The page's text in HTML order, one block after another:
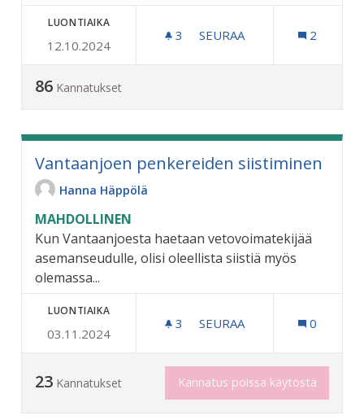
LUONTIAIKA
12.10.2024
3 3 SEURAAJAA
SEURAA 2
86 Kannatukset
Vantaanjoen penkereiden siistiminen
Hanna Häppölä
MAHDOLLINEN
Kun Vantaanjoesta haetaan vetovoimatekijää
asemanseudulle, olisi oleellista siistiä myös
olemassa...
LUONTIAIKA
03.11.2024
3 3 SEURAAJAA
SEURAA 0
23 Kannatukset Kannatus poissa käytöstä